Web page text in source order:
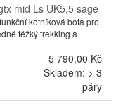
mid Ls UK5,5 sage
kotníková bota pro
těžký trekking a
5 790,00 Kč
Skladem: > 3
páry